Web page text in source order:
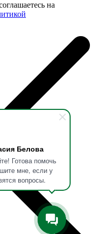
Белова
Готова помочь
мне, если у
вопросы.
на